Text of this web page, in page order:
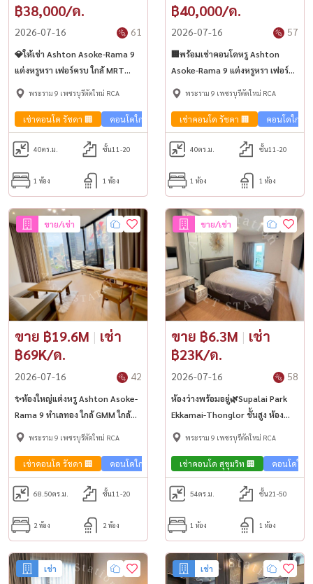
฿38,000/ด.
2026-07-16 61
💎ให้เช่า Ashton Asoke-Rama 9
แต่งหรูหรา เฟอร์ครบ ใกล้ MRT
พระราม 9🚅
พระราม 9 เพชรบุรีตัดใหม่ RCA
เช่าคอนโด รัชดา 🏢 คอนโดใกล้รถไฟฟ้า🚈
40ตร.ม. ชั้น11-20
1 ห้อง 1 ห้อง
฿40,000/ด.
2026-07-16 57
🏢พร้อมเช่าคอนโดหรู Ashton
Asoke-Rama 9 แต่งหรูหรา เฟอร์
ครบ ห้องแยกสัดส่วนใกล้ MRT
พระราม 9 เพชรบุรีตัดใหม่ RCA
เช่าคอนโด รัชดา 🏢 คอนโดใกล้ร
40ตร.ม. ชั้น11-20
1 ห้อง 1 ห้อง
ขาย/เช่า
ขาย ฿19.6M | เช่า
฿69K/ด.
2026-07-16 42
✨ห้องใหญ่แต่งหรู Ashton Asoke-
Rama 9 ทำเลทอง ใกล้ GMM ใกล้
MRT พระราม 9🚅
พระราม 9 เพชรบุรีตัดใหม่ RCA
เช่าคอนโด รัชดา 🏢 คอนโดใกล้รถไฟฟ้า🚈 คอนโดวิวเมือง🌇 ขายคอน
68.50ตร.ม. ชั้น11-20
2 ห้อง 2 ห้อง
ขาย/เช่า
ขาย ฿6.3M | เช่า
฿23K/ด.
2026-07-16 58
ห้องว่างพร้อมอยู่🌿Supalai Park
Ekkamai-Thonglor ชั้นสูง ห้อง
กว้าง เฟอร์ครบจัดเต็ม🌟
พระราม 9 เพชรบุรีตัดใหม่ RCA
เช่าคอนโด สุขุมวิท 🏢 คอนโดใก
54ตร.ม. ชั้น21-50
1 ห้อง 1 ห้อง
เช่า เช่า